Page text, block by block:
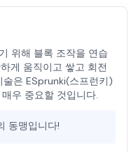
위해 블록 조작을 연습
게 움직이고 쌓고 회전
은 ESprunki(스프런키)
우 중요할 것입니다.
동맹입니다!